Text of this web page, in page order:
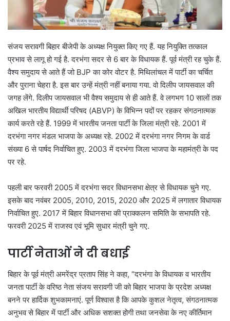
संजय सरावगी बिहार बीजेपी के अध्यक्ष नियुक्त किए गए हैं. यह नियुक्ति तत्काल
प्रभाव से लागू हो गई है. दरभंगा सदर से 6 बार के विधायक हैं. पूर्व मंत्री रह चुके हैं.
वैश्य समुदाय से आते हैं जो BJP का कोर वोटर है. मिथिलांचल में पार्टी का चर्चित
और पुराना चेहरा है. इस बार उन्हें मंत्री नहीं बनाया गया. वो दिलीप जायसवाल की
जगह लेंगे. दिलीप जायसवाल भी वैश्य समुदाय से ही आते हैं. वे लगभग 10 सालों तक
अखिल भारतीय विद्यार्थी परिषद (ABVP) के विभिन्न पदों पर रहकर संगठनात्मक
कार्य करते रहे हैं. 1999 में भारतीय जनता पार्टी के जिला मंत्री रहे. 2001 में
दरभंगा नगर मंडल भाजपा के अध्यक्ष रहे. 2002 में दरभंगा नगर निगम के वार्ड
संख्या 6 से पार्षद निर्वाचित हुए. 2003 में दरभंगा जिला भाजपा के महामंत्री के पद
पर रहे.
पहली बार फरवरी 2005 में दरभंगा सदर विधानसभा क्षेत्र से विधायक चुने गए.
इसके बाद नवंबर 2005, 2010, 2015, 2020 और 2025 में लगातार विधायक
निर्वाचित हुए. 2017 में बिहार विधानसभा की प्राक्कलन समिति के सभापति रहे.
फरवरी 2025 में राजस्व एवं भूमि सुधार मंत्री चुने गए.
पार्टी नेताओं ने दी बधाई
बिहार के पूर्व मंत्री अमरेंद्र प्रताप सिंह ने कहा, “दरभंगा के विधायक व भारतीय
जनता पार्टी के वरिष्ठ नेता संजय सरावगी जी को बिहार भाजपा के प्रदेश अध्यक्ष
बनने पर हार्दिक शुभकामनाएं. पूर्ण विश्वास है कि आपके कुशल नेतृत्व, संगठनात्मक
अनुभव से बिहार में पार्टी और अधिक सशक्त होगी तथा जनसेवा के नए कीर्तिमान